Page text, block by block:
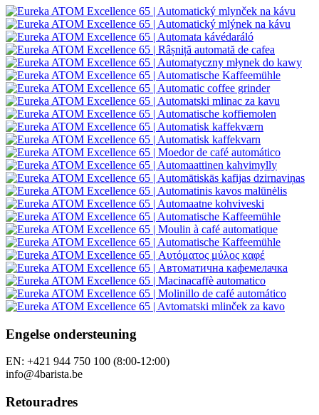
Engelse ondersteuning
EN: +421 944 750 100 (8:00-12:00)
info@4barista.be
Retouradres